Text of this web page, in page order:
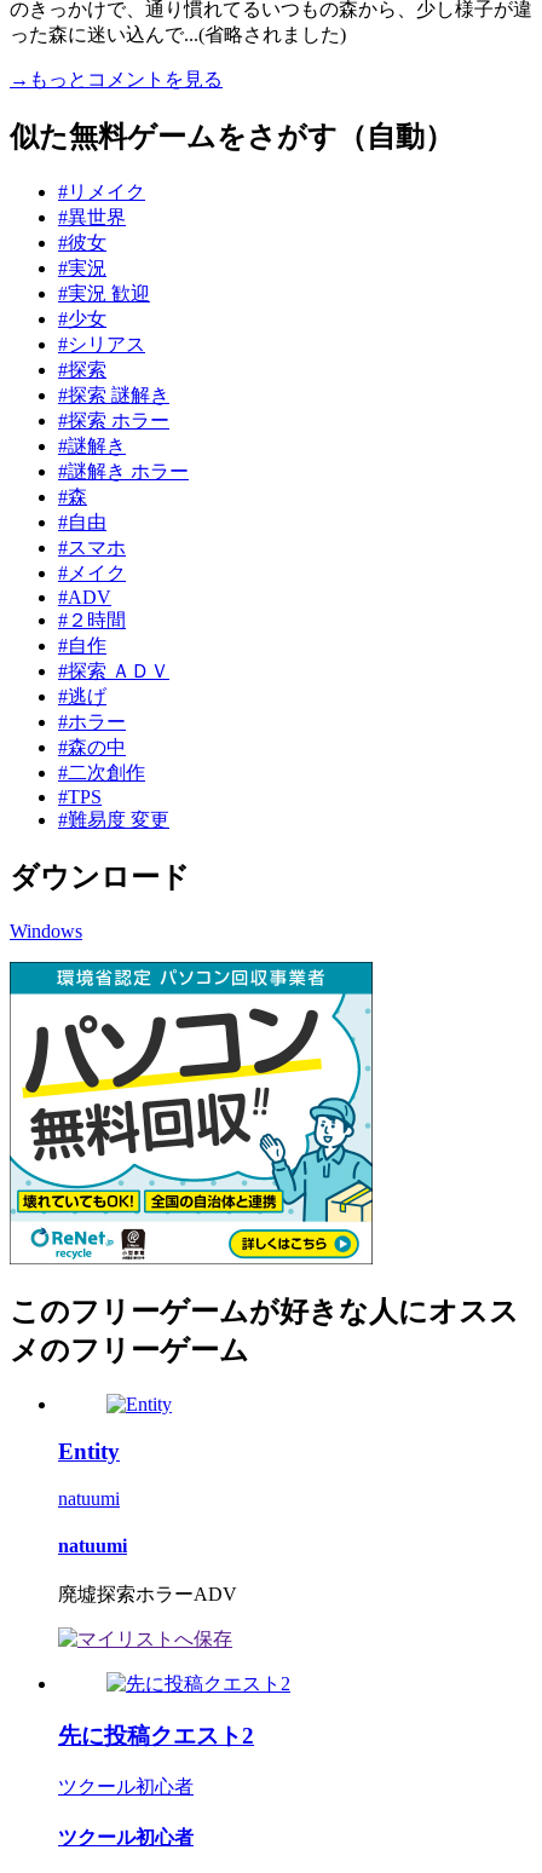
のきっかけで、通り慣れてるいつもの森から、少し様子が違
った森に迷い込んで...(省略されました)
→もっとコメントを見る
似た無料ゲームをさがす（自動）
#リメイク
#異世界
#彼女
#実況
#実況 歓迎
#少女
#シリアス
#探索
#探索 謎解き
#探索 ホラー
#謎解き
#謎解き ホラー
#森
#自由
#スマホ
#メイク
#ADV
#２時間
#自作
#探索 ＡＤＶ
#逃げ
#ホラー
#森の中
#二次創作
#TPS
#難易度 変更
ダウンロード
Windows
このフリーゲームが好きな人にオスス
メのフリーゲーム
Entity
natuumi
natuumi
廃墟探索ホラーADV
先に投稿クエスト2
ツクール初心者
ツクール初心者